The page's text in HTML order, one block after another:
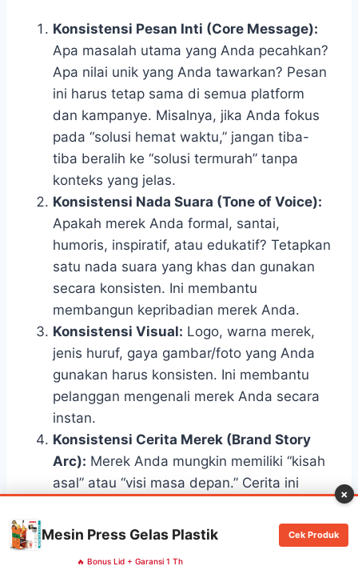
Konsistensi Pesan Inti (Core Message):
Apa masalah utama yang Anda pecahkan?
Apa nilai unik yang Anda tawarkan? Pesan
ini harus tetap sama di semua platform
dan kampanye. Misalnya, jika Anda fokus
pada “solusi hemat waktu,” jangan tiba-
tiba beralih ke “solusi termurah” tanpa
konteks yang jelas.
Konsistensi Nada Suara (Tone of Voice):
Apakah merek Anda formal, santai,
humoris, inspiratif, atau edukatif? Tetapkan
satu nada suara yang khas dan gunakan
secara konsisten. Ini membantu
membangun kepribadian merek Anda.
Konsistensi Visual: Logo, warna merek,
jenis huruf, gaya gambar/foto yang Anda
gunakan harus konsisten. Ini membantu
pelanggan mengenali merek Anda secara
instan.
Konsistensi Cerita Merek (Brand Story
Arc): Merek Anda mungkin memiliki “kisah
asal” atau “visi masa depan.” Cerita ini
bertentangan dengan narasi sebelumnya.
Konsistensi Pengalaman Pelanggan:Dari
bagaimana Anda merespons komentar di
×
Mesin Press Gelas Plastik
🔥 Bonus Lid + Garansi 1 Th
Cek Produk